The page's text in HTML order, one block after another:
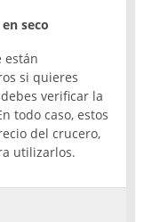
seco
están
si quieres
verificar la
todo caso, estos
del crucero,
utilizarlos.